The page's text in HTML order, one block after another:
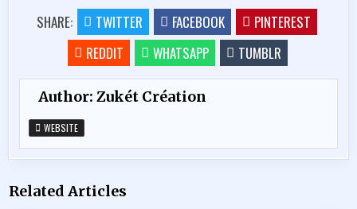
SHARE: TWITTER FACEBOOK
PINTEREST
REDDIT
WHATSAPP TUMBLR
Author:Zukét Création
WEBSITE
Related Articles